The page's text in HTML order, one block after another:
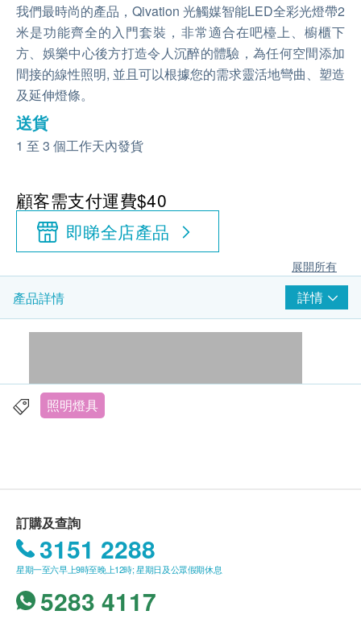
我們最時尚的產品，Qivation 光觸媒智能LED全彩光燈帶2
米是功能齊全的入門套裝，非常適合在吧檯上、櫥櫃下
方、娛樂中心後方打造令人沉醉的體驗，為任何空間添加
間接的線性照明, 並且可以根據您的需求靈活地彎曲、塑造
及延伸燈條。
送貨
1 至 3 個工作天內發貨
顧客需支付運費$40
即睇全店產品
展開所有
產品詳情 詳情
照明燈具
訂購及查詢
3151 2288
星期一至六早上9時至晚上12時; 星期日及公眾假期休息
5283 4117